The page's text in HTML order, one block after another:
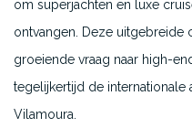
om superjachten en luxe
ontvangen. Deze uitgebreide
groeiende vraag naar high-
tegelijkertijd de internationale
Vilamoura.